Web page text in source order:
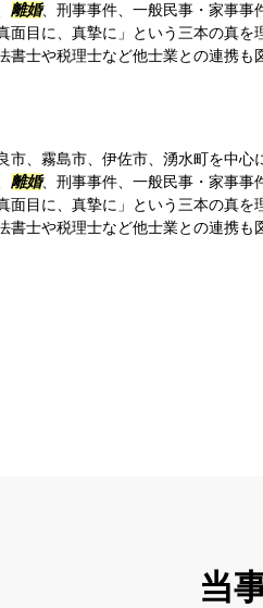
離婚、刑事事件、一般民事・家事事
面目に、真摯に」という三本の真を
書士や税理士など他士業との連携も
市、霧島市、伊佐市、湧水町を中心
離婚、刑事事件、一般民事・家事事
面目に、真摯に」という三本の真を
書士や税理士など他士業との連携も
当